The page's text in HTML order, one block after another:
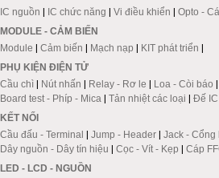
IC nguồn | IC chức năng | Vi điều khiển | Opto -
MODULE - CẢM BIẾN
Module | Cảm biến | Mạch nạp | KIT phát triển |
PHỤ KIỆN ĐIỆN TỬ
Cầu chì | Nút nhấn | Relay - Rơ le | Loa - Còi báo |
Board test - Phíp - Mica | Tản nhiệt các loại | Đế IC
KẾT NỐI
Cầu đấu - Terminal | Jump - Header | Jack - Cổng
Dây nguồn - Dây tín hiệu | Cọc - Vít - Kẹp | Cáp
LED - LCD - NGUỒN